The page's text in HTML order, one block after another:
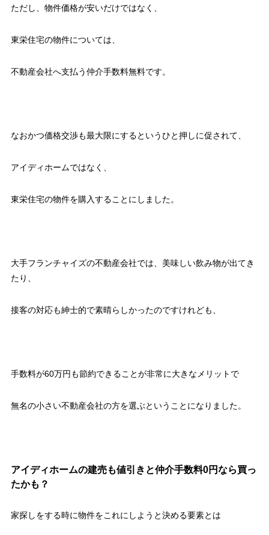
ただし、物件価格が安いだけではなく、
東栄住宅の物件については、
不動産会社へ支払う仲介手数料無料です。
なおかつ価格交渉も最大限にするというひと押しに促されて、
アイディホームではなく、
東栄住宅の物件を購入することにしました。
大手フランチャイズの不動産会社では、美味しい飲み物が出てき
たり、
接客の対応も紳士的で素晴らしかったのですけれども、
手数料が60万円も節約できることが非常に大きなメリットで
無名の小さい不動産会社の方を選ぶということになりました。
アイディホームの建売も値引きと仲介手数料0円なら買っ
たかも？
家探しをする時に物件をこれにしようと決める要素とは